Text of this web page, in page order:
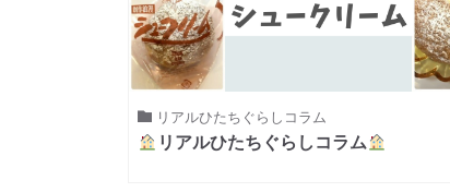
リアルひたちぐらしコラム
リアルひたちぐらしコラム